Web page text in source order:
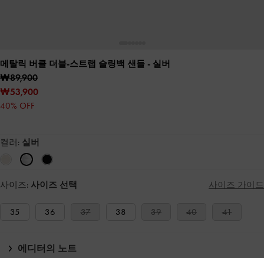
메탈릭 버클 더블-스트랩 슬링백 샌들 - 실버
₩89,900
₩53,900
40% OFF
컬러: 실버
사이즈: 사이즈 선택 사이즈 가이드
35 36 37 38 39 40 41
에디터의 노트